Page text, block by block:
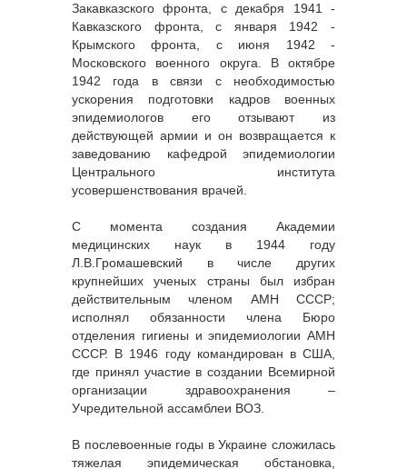
Закавказского фронта, с декабря 1941 -
Кавказского фронта, с января 1942 -
Крымского фронта, с июня 1942 -
Московского военного округа. В октябре
1942 года в связи с необходимостью
ускорения подготовки кадров военных
эпидемиологов его отзывают из
действующей армии и он возвращается к
заведованию кафедрой эпидемиологии
Центрального института
усовершенствования врачей.
С момента создания Академии
медицинских наук в 1944 году
Л.В.Громашевский в числе других
крупнейших ученых страны был избран
действительным членом АМН СССР;
исполнял обязанности члена Бюро
отделения гигиены и эпидемиологии АМН
СССР. В 1946 году командирован в США,
где принял участие в создании Всемирной
организации здравоохранения –
Учредительной ассамблеи ВОЗ.
В послевоенные годы в Украине сложилась
тяжелая эпидемическая обстановка,